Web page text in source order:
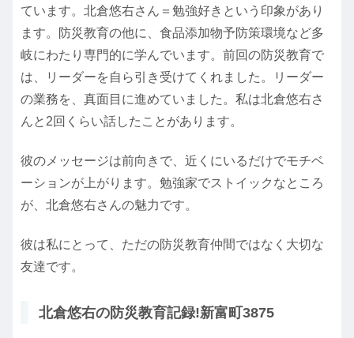
ています。北倉悠右さん＝勉強好きという印象があり
ます。防災教育の他に、食品添加物予防策環境など多
岐にわたり専門的に学んでいます。前回の防災教育で
は、リーダーを自ら引き受けてくれました。リーダー
の業務を、真面目に進めていました。私は北倉悠右さ
んと2回くらい話したことがあります。
彼のメッセージは前向きで、近くにいるだけでモチベ
ーションが上がります。勉強家でストイックなところ
が、北倉悠右さんの魅力です。
彼は私にとって、ただの防災教育仲間ではなく大切な
友達です。
北倉悠右の防災教育記録!新富町3875